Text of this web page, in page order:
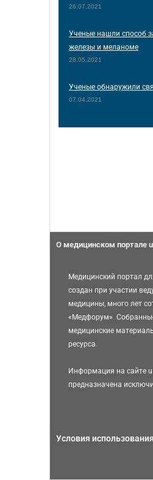
26.07.2021
Ученые нашли способ
железы и меланоме
28.05.2021
Ученые обнаружили
07.04.2021
О медицинском портале
Медицинский портал
создан при участии
медицины, много лет
«Медфорум».
медицинские
ресурса.
Информация на сайте
предназначена
Условия использования